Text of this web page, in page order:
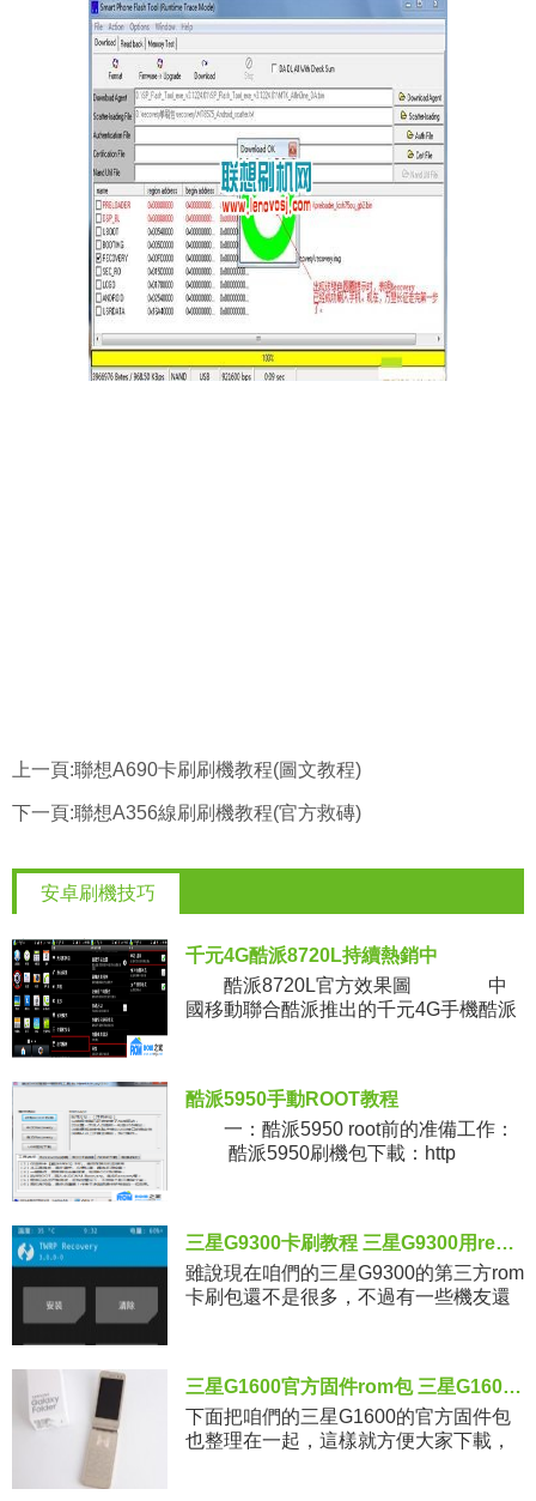
上一頁:聯想A690卡刷刷機教程(圖文教程)
下一頁:聯想A356線刷刷機教程(官方救磚)
安卓刷機技巧
千元4G酷派8720L持續熱銷中
酷派8720L官方效果圖 中
國移動聯合酷派推出的千元4G手機酷派
酷派5950手動ROOT教程
一：酷派5950 root前的准備工作：
酷派5950刷機包下載：http
三星G9300卡刷教程 三星G9300用recovery刷第三方rom包
雖說現在咱們的三星G9300的第三方rom
卡刷包還不是很多，不過有一些機友還
三星G1600官方固件rom包 三星G1600線刷包下載
下面把咱們的三星G1600的官方固件包
也整理在一起，這樣就方便大家下載，